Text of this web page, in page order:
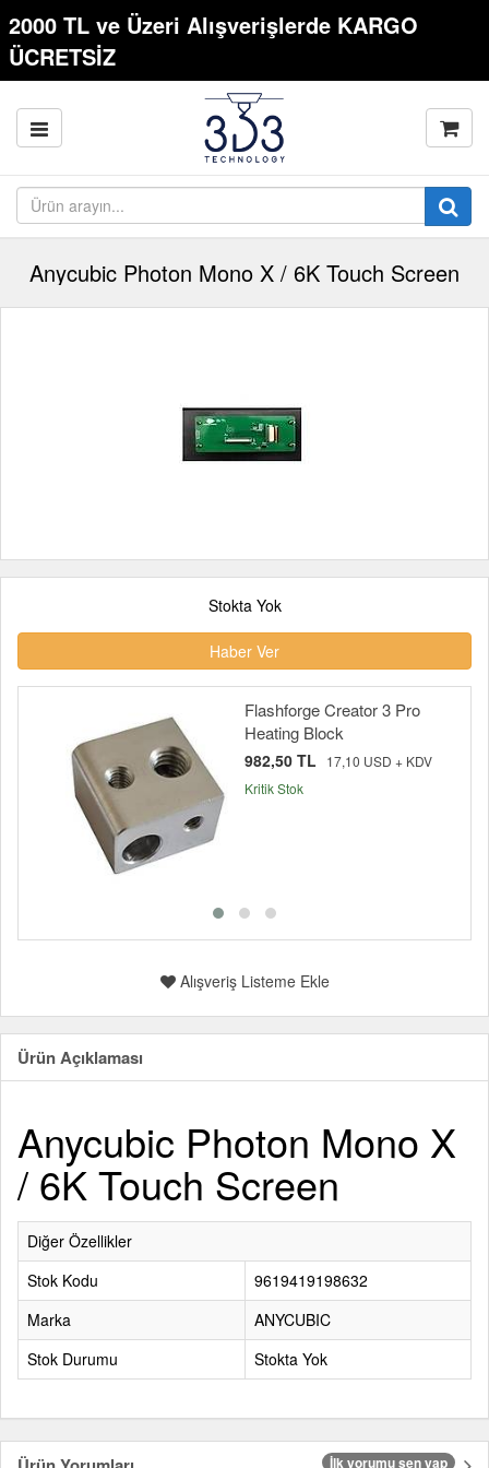
2000 TL ve Üzeri Alışverişlerde KARGO
ÜCRETSİZ
Anycubic Photon Mono X / 6K Touch Screen
Stokta Yok
Haber Ver
Flashforge Creator 3 Pro
Heating Block
982,50 TL
17,10 USD + KDV
Kritik Stok
Alışveriş Listeme Ekle
Ürün Açıklaması
Anycubic Photon Mono X
/ 6K Touch Screen
Diğer Özellikler
Stok Kodu
9619419198632
Marka
ANYCUBIC
Stok Durumu
Stokta Yok
İlk yorumu sen yap